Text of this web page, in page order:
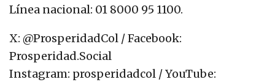
Línea nacional: 01 8000 95 1100.
X: @ProsperidadCol / Facebook:
Prosperidad.Social
Instagram: prosperidadcol / YouTube: